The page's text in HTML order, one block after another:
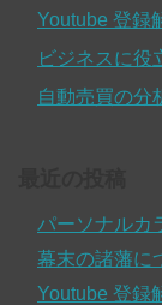
Youtube 登録
ビジネスに役
自動売買の
パーソナルカ
幕末の諸藩に
Youtube 登録